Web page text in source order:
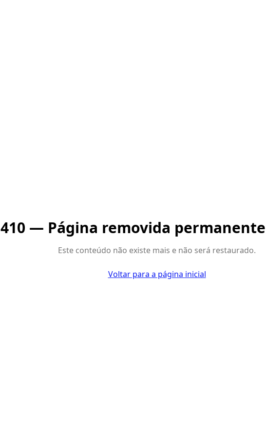
410 — Página removida
Este conteúdo não existe mais e não será restaurado.
Voltar para a página inicial